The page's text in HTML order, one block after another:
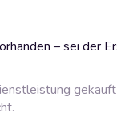
– sei der